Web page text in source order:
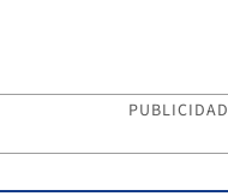
PUBLICIDAD